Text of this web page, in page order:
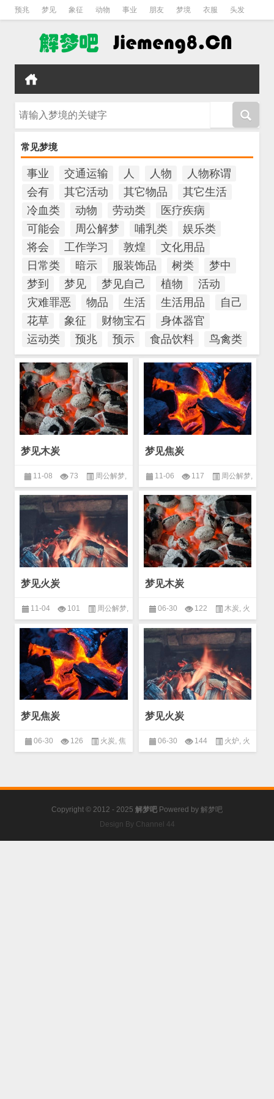
预兆 梦见 象征 动物 事业 朋友 梦境 衣服 头发
常见梦境
事业 交通运输 人 人物
人物称谓
会有
其它活动 其它物品
其它生活
冷血类
动物 劳动类
医疗疾病
可能会
周公解梦 哺乳类
娱乐类
将会
工作学习 敦煌
文化用品
日常类
暗示 服装饰品 树类
梦中
梦到
梦见 梦见自己 植物
活动
灾难罪恶
物品 生活 生活用品
自己
花草
象征 财物宝石
身体器官
运动类
预兆 预示 食品饮料 鸟禽类
梦见木炭
11-08 73 周公解梦
物品,生活用品
梦见焦炭
11-06 117 周公解梦
物品,生活用品
梦见火炭
11-04 101 周公解梦,
物品,生活用品
梦见木炭
06-30 122 木炭, 火
炭
梦见焦炭
06-30 126 火炭, 焦
梦见火炭
06-30 144 火炉, 火
Copyright © 2012 - 2025 解梦吧 Powered by 解梦吧
Design By Channel 44